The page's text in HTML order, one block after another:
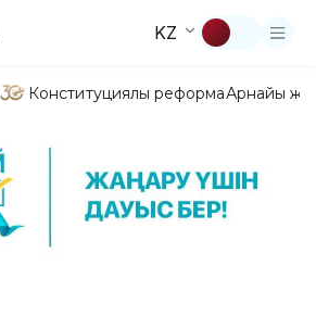
KZ
Конституциялық реформаАрнайы